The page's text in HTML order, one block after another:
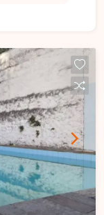
a carvão e
são bem
de um
de
com
Santa
todos